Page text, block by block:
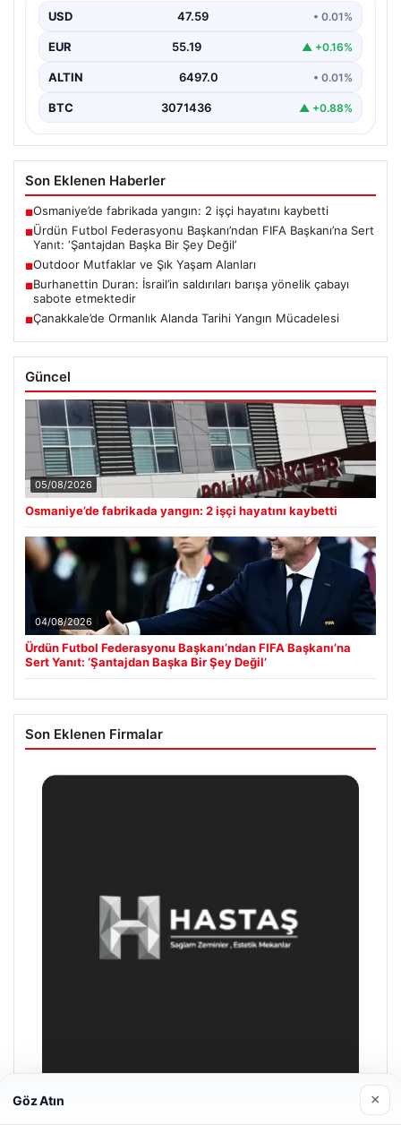
Ürdün Futbol Federasyonu (JFA) Başkanı Ali Bin Al-
USD 47.59 • 0.01%
EUR 55.19 ▲ +0.16%
ALTIN 6497.0 • 0.01%
BTC 3071436 ▲ +0.88%
Son Eklenen Haberler
■Osmaniye’de fabrikada yangın: 2 işçi hayatını kaybetti
■Ürdün Futbol Federasyonu Başkanı’ndan FIFA Başkanı’na Sert
Yanıt: ‘Şantajdan Başka Bir Şey Değil’
■Outdoor Mutfaklar ve Şık Yaşam Alanları
■Burhanettin Duran: İsrail’in saldırıları barışa yönelik çabayı
sabote etmektedir
■Çanakkale’de Ormanlık Alanda Tarihi Yangın Mücadelesi
Güncel
05/08/2026
Osmaniye’de fabrikada yangın: 2 işçi hayatını kaybetti
04/08/2026
Ürdün Futbol Federasyonu Başkanı’ndan FIFA Başkanı’na
Sert Yanıt: ‘Şantajdan Başka Bir Şey Değil’
Son Eklenen Firmalar
Göz Atın ×